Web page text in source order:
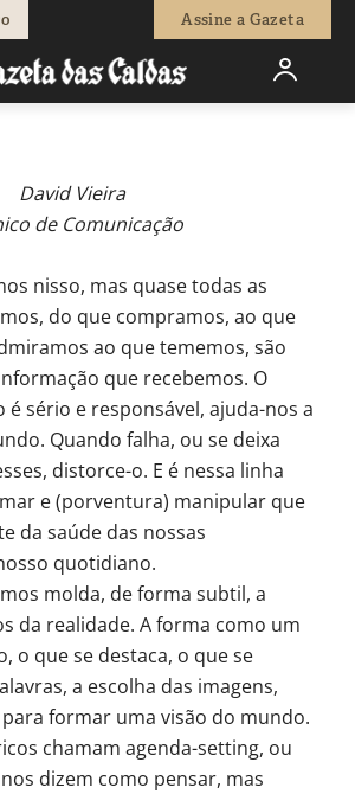
Assine a Gazeta
2026 0
David Vieira
de Comunicação
nisso, mas quase todas as
do que compramos, ao que
ao que tememos, são
que recebemos. O
sério e responsável, ajuda-nos a
Quando falha, ou se deixa
distorce-o. E é nessa linha
e (porventura) manipular que
da saúde das nossas
quotidiano.
molda, de forma subtil, a
da realidade. A forma como um
o que se destaca, o que se
a escolha das imagens,
formar uma visão do mundo.
chamam agenda-setting, ou
dizem como pensar, mas